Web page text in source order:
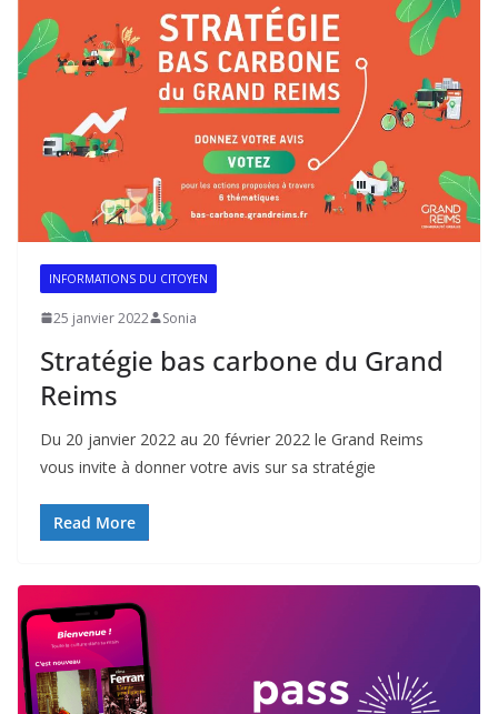
INFORMATIONS DU CITOYEN
25 janvier 2022 Sonia
Stratégie bas carbone du Grand
Reims
Du 20 janvier 2022 au 20 février 2022 le Grand Reims
vous invite à donner votre avis sur sa stratégie
Read More